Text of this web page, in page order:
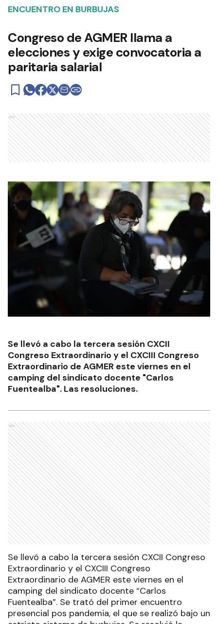
ENCUENTRO EN BURBUJAS
Congreso de AGMER llama a
elecciones y exige convocatoria a
paritaria salarial
Ads
Se llevó a cabo la tercera sesión CXCII
Congreso Extraordinario y el CXCIII Congreso
Extraordinario de AGMER este viernes en el
camping del sindicato docente "Carlos
Fuentealba". Las resoluciones.
Ads
Se llevó a cabo la tercera sesión CXCII Congreso
Extraordinario y el CXCIII Congreso
Extraordinario de AGMER este viernes en el
camping del sindicato docente “Carlos
Fuentealba”. Se trató del primer encuentro
presencial pos pandemia, el que se realizó bajo un